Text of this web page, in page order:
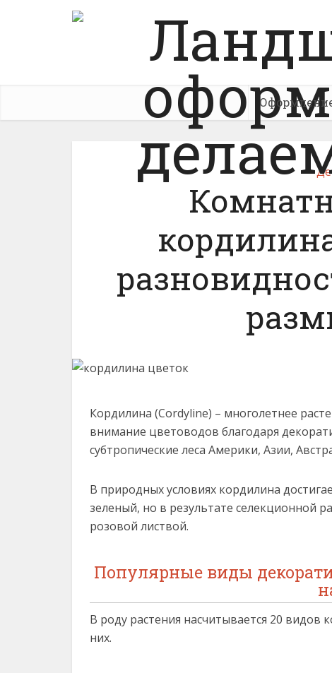
Кордилина (Cordyline) – многолетнее
внимание цветоводов благодаря
субтропические леса Америки, Азии,
В природных условиях кордилина
зеленый, но в результате селекционной
розовой листвой.
Популярные виды
В роду растения насчитывается 20
них.